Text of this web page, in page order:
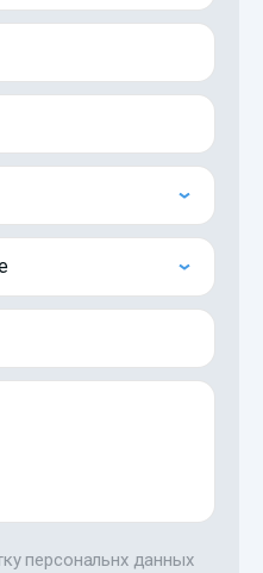
персональнх данных